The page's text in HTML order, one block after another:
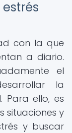
con la que
a diario.
el
la
Para ello, es
situaciones y
y buscar